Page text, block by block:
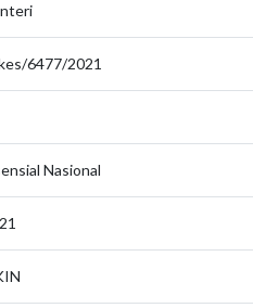
6477/2021
Nasional